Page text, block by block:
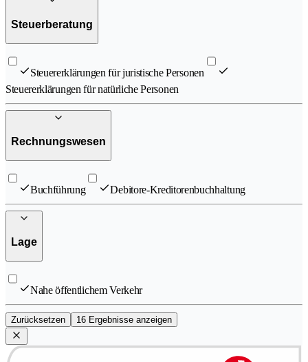
Steuerberatung
Steuererklärungen für juristische Personen
Steuererklärungen für natürliche Personen
Rechnungswesen
Buchführung Debitore-Kreditorenbuchhaltung
Lage
Nahe öffentlichem Verkehr
Zurücksetzen 16 Ergebnisse anzeigen